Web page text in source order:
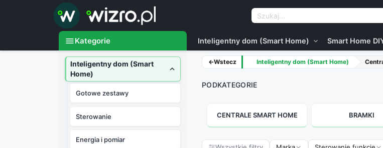
menuKategorie Inteligentny dom (Smart Home) expand_more Smart Home
Inteligentny dom (Smart
Home)

Gotowe zestawy
Sterowanie
Energia i pomiar
←Wstecz Inteligentny dom (Smart Home)
PODKATEGORIE
CENTRALE SMART HOME BRAMKI